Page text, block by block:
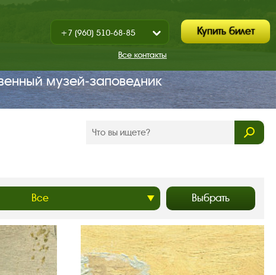
Показать
/
Закрыть
+7 (960) 510-68-85
+7 (930) 347-67-70Все контакты
Купить билет
музей‑заповедник
Выбрать